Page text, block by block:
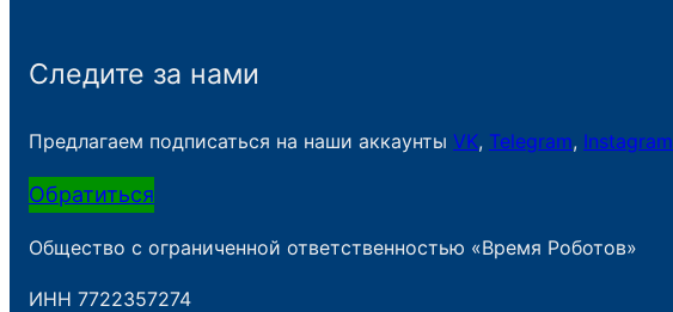
Следите за нами
Предлагаем подписаться на наши аккаунты VK, Telegram, Instagram
Обратиться
Общество с ограниченной ответственностью «Время Роботов»
ИНН 7722357274